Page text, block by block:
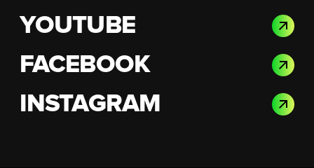
YOUTUBE
FACEBOOK
INSTAGRAM